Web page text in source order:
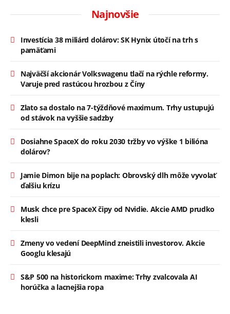
Najnovšie
Investícia 38 miliárd dolárov: SK Hynix útočí na trh s
pamäťami
Najväčší akcionár Volkswagenu tlačí na rýchle reformy.
Varuje pred rastúcou hrozbou z Číny
Zlato sa dostalo na 7-týždňové maximum. Trhy ustupujú
od stávok na vyššie sadzby
Dosiahne SpaceX do roku 2030 tržby vo výške 1 bilióna
dolárov?
Jamie Dimon bije na poplach: Obrovský dlh môže vyvolať
ďalšiu krízu
Musk chce pre SpaceX čipy od Nvidie. Akcie AMD prudko
klesli
Zmeny vo vedení DeepMind zneistili investorov. Akcie
Googlu klesajú
S&P 500 na historickom maxime: Trhy zvalcovala AI
horúčka a lacnejšia ropa